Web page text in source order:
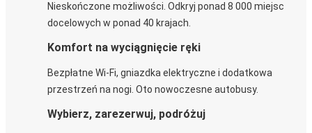
Nieskończone możliwości. Odkryj ponad 8 000 miejsc
docelowych w ponad 40 krajach.
Komfort na wyciągnięcie ręki
Bezpłatne Wi-Fi, gniazdka elektryczne i dodatkowa
przestrzeń na nogi. Oto nowoczesne autobusy.
Wybierz, zarezerwuj, podróżuj